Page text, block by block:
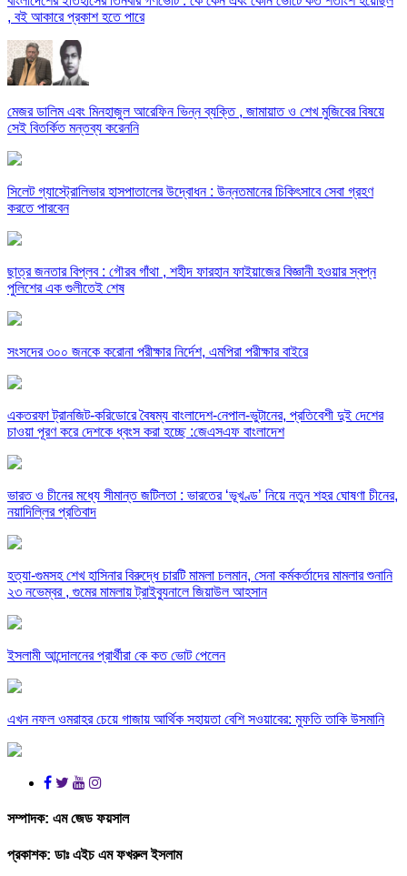
, বই আকারে প্রকাশ হতে পারে
মেজর ডালিম এবং মিনহাজুল আরেফিন ভিন্ন ব্যক্তি , জামায়াত ও শেখ মুজিবের বিষয়ে
সেই বিতর্কিত মন্তব্য করেননি
সিলেট গ্যাস্ট্রোলিভার হাসপাতালের উদ্বোধন : উন্নতমানের চিকিৎসাবে সেবা গ্রহণ
করতে পারবেন
ছাত্র জনতার বিপ্লব : গৌরব গাঁথা , শহীদ ফারহান ফাইয়াজের বিজ্ঞানী হওয়ার স্বপ্ন
পুলিশের এক গুলীতেই শেষ
সংসদের ৩০০ জনকে করোনা পরীক্ষার নির্দেশ, এমপিরা পরীক্ষার বাইরে
একতরফা ট্রানজিট-করিডোরে বৈষম্য বাংলাদেশ-নেপাল-ভুটানের, প্রতিবেশী দুই দেশের
চাওয়া পূরণ করে দেশকে ধ্বংস করা হচ্ছে :জেএসএফ বাংলাদেশ
ভারত ও চীনের মধ্যে সীমান্ত জটিলতা : ভারতের ‘ভূখণ্ড’ নিয়ে নতুন শহর ঘোষণা চীনের,
নয়াদিল্লির প্রতিবাদ
হত্যা-গুমসহ শেখ হাসিনার বিরুদ্ধে চারটি মামলা চলমান, সেনা কর্মকর্তাদের মামলার শুনানি
২৩ নভেম্বর , গুমের মামলায় ট্রাইব্যুনালে জিয়াউল আহসান
ইসলামী আন্দোলনের প্রার্থীরা কে কত ভোট পেলেন
এখন নফল ওমরাহর চেয়ে গাজায় আর্থিক সহায়তা বেশি সওয়াবের: মুফতি তাকি উসমানি
সম্পাদক: এম জেড ফয়সাল
প্রকাশক: ডাঃ এইচ এম ফখরুল ইসলাম